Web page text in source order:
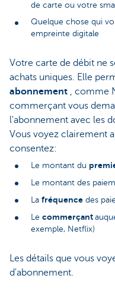
de carte ou votre
Quelque chose qui
empreinte digitale
Votre carte de débit ne
achats uniques. Elle
abonnement , comme
commerçant vous
l'abonnement avec les
Vous voyez clairement
consentez:
Le montant du
Le montant des
La fréquence des
Le commerçant
exemple, Netflix)
Les détails que vous
d'abonnement.